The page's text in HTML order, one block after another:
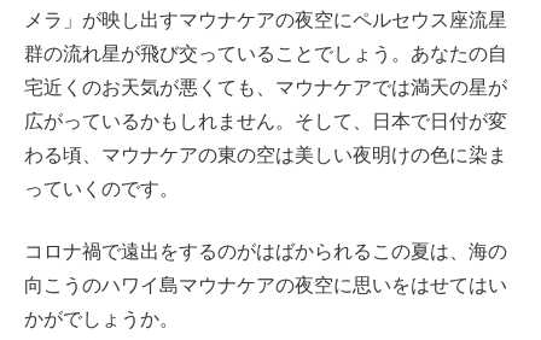
メラ」が映し出すマウナケアの夜空にペルセウス座流星
群の流れ星が飛び交っていることでしょう。あなたの自
宅近くのお天気が悪くても、マウナケアでは満天の星が
広がっているかもしれません。そして、日本で日付が変
わる頃、マウナケアの東の空は美しい夜明けの色に染ま
っていくのです。
コロナ禍で遠出をするのがはばかられるこの夏は、海の
向こうのハワイ島マウナケアの夜空に思いをはせてはい
かがでしょうか。